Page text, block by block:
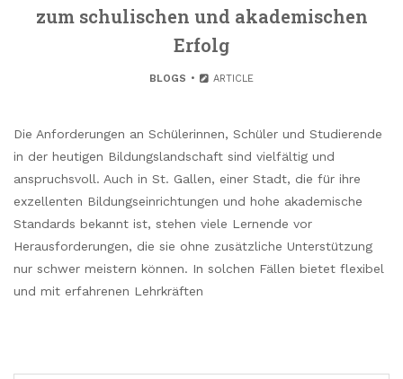
zum schulischen und akademischen
Erfolg
BLOGS ARTICLE
Die Anforderungen an Schülerinnen, Schüler und Studierende
in der heutigen Bildungslandschaft sind vielfältig und
anspruchsvoll. Auch in St. Gallen, einer Stadt, die für ihre
exzellenten Bildungseinrichtungen und hohe akademische
Standards bekannt ist, stehen viele Lernende vor
Herausforderungen, die sie ohne zusätzliche Unterstützung
nur schwer meistern können. In solchen Fällen bietet flexibel
und mit erfahrenen Lehrkräften